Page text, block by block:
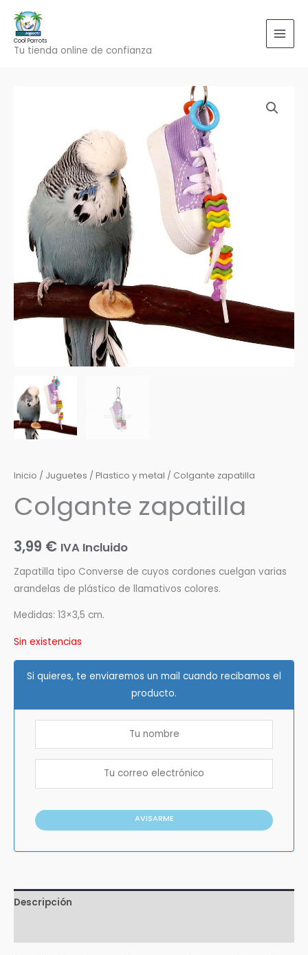
contenido
Cool Parrots
Tu tienda online de confianza
Inicio / Juguetes / Plastico y metal / Colgante zapatilla
Colgante zapatilla
3,99 € IVA Incluido
Zapatilla tipo Converse de cuyos cordones cuelgan varias
arandelas de plástico de llamativos colores.
Medidas: 13×3,5 cm.
Sin existencias
Si quieres, te enviaremos un mail cuando recibamos el
producto.
AVISARME
Descripción